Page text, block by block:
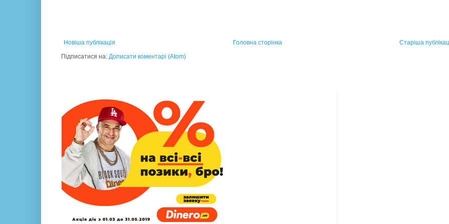
Новіша публікація Старіша
Головна сторінка
Підписатися на: Дописати коментарі (Atom)